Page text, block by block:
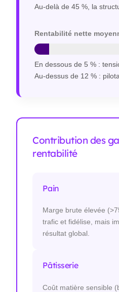
Au-delà de 45 %, la
Rentabilité nette
En dessous de 5 % :
Au-dessus de 12 % :
Contribution des
rentabilité
Pain
Marge brute élevée
trafic et fidélise, mais
résultat global.
Pâtisserie
Coût matière sensible